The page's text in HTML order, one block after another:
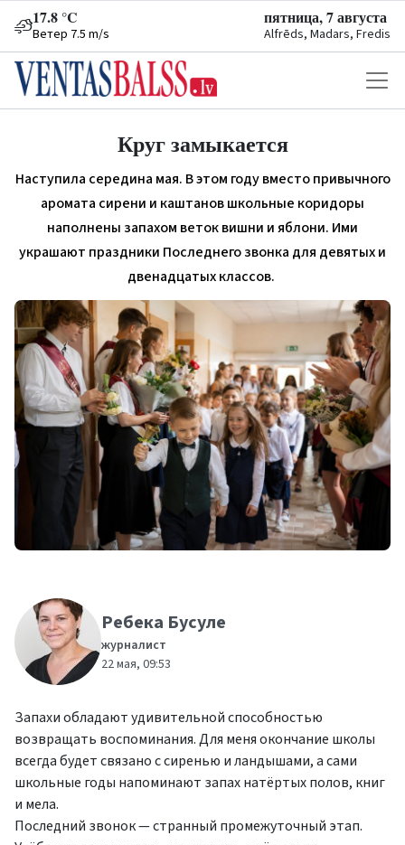
17.8 °C
Ветер 7.5 m/s
пятница, 7 августа
Alfrēds, Madars, Fredis
Круг замыкается
Наступила середина мая. В этом году вместо привычного
аромата сирени и каштанов школьные коридоры
наполнены запахом веток вишни и яблони. Ими
украшают праздники Последнего звонка для девятых и
двенадцатых классов.
Ребека Бусуле
журналист
22 мая, 09:53
Запахи обладают удивительной способностью
возвращать воспоминания. Для меня окончание школы
всегда будет связано с сиренью и ландышами, а сами
школьные годы напоминают запах натёртых полов, книг
и мела.
Последний звонок — странный промежуточный этап.